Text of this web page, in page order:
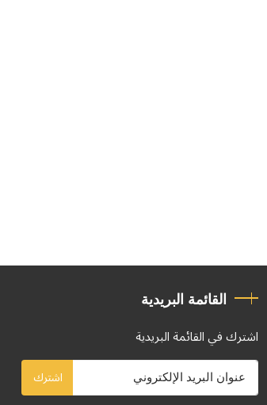
القائمة البريدية
اشترك في القائمة البريدية
اشترك